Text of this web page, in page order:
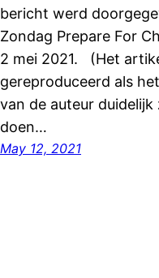
bericht werd
Zondag Prepare For
2 mei 2021. (Het
gereproduceerd als
van de auteur
doen…
May 12, 2021